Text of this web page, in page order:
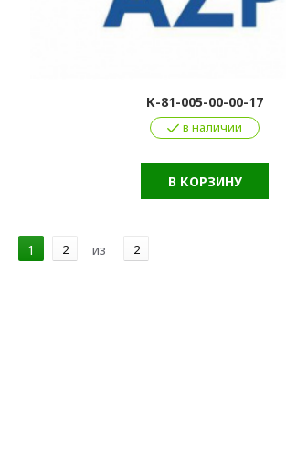
К-81-005-00-00-17
в наличии
В КОРЗИНУ
1 2 из 2